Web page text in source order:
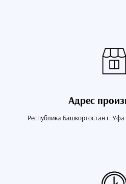
Адрес
Республика Башкортостан г.